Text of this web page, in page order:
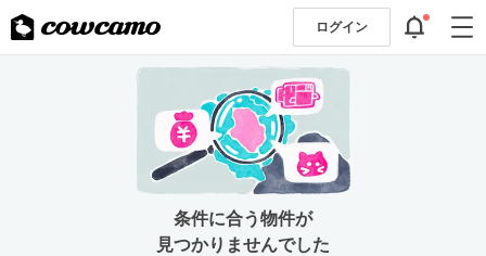
ログイン
条件に合う物件が
見つかりませんでした